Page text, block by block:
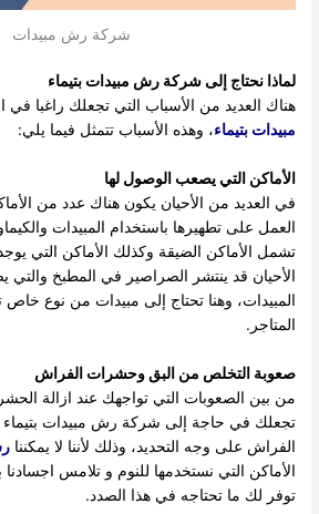
شركة رش مبيدات
لماذا نحتاج إلىشركة رش مبيدات بتيماء
هناك العديد من الأسباب التي تجعلك راغبا
مبيدات بتيماء، وهذه الأسباب تتمثل فيما يلي:
الأماكن التي يصعب الوصول لها
في العديد من الأحيان يكون هناك عدد من
العمل على تطهيرها باستخدام المبيدات
تشمل الأماكن الضيقة وكذلك الأماكن التي
الأحيان قد ينتشر الصراصير في المطبخ والتي
المبيدات، وهنا تحتاج إلى مبيدات من نوع خاص
المتاجر.
صعوبة التخلص من البق وحشرات الفراش
من بين الصعوبات التي تواجهك عند ازالة
تجعلك في حاجة إلى شركة رش مبيدات
الفراش على وجه التحديد، وذلك لأننا لا يمكننا
الأماكن التي نستخدمها للنوم و تلامس اجسادنا
توفر لك ما تحتاجه في هذا الصدد.